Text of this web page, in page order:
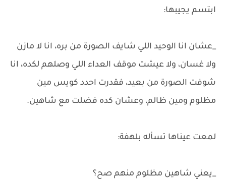
ابتسم يجيبها:
_عشان انا الوحيد اللي شايف الصورة من بره، انا لا مازن
ولا غسان، ولا عيشت موقف العداء اللي وصلهم لكده، انا
شوفت الصورة من بعيد، فقدرت احدد كويس مين
مظلوم ومين ظالم، وعشان كده فضلت مع شاهين.
لمعت عيناها تسأله بلهفة:
_يعني شاهين مظلوم منهم صح؟